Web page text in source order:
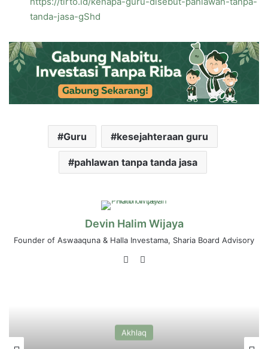
tanda-jasa-gShd
Guru kesejahteraan guru
pahlawan tanpa tanda jasa
Devin Halim Wijaya
Founder of Aswaaquna & Halla Investama, Sharia Board Advisory
LinkedIn
Akhlaq